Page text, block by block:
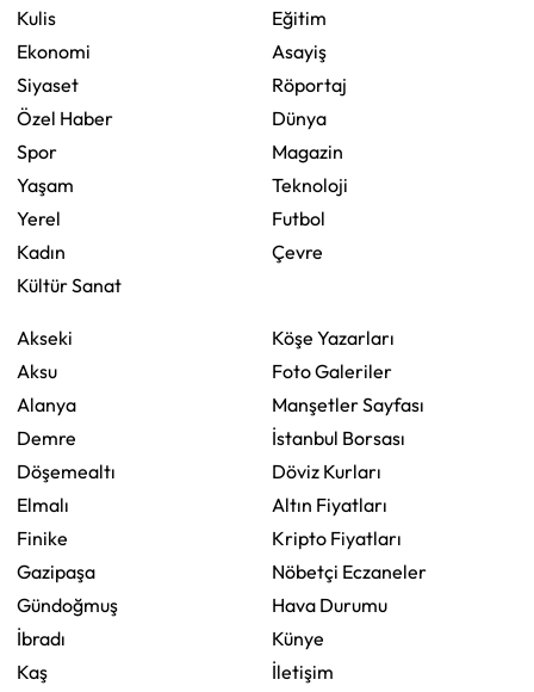
Kulis
Ekonomi
Siyaset
Özel Haber
Spor
Yaşam
Yerel
Kadın
Kültür Sanat
Eğitim
Asayiş
Röportaj
Dünya
Magazin
Teknoloji
Futbol
Çevre
Akseki
Aksu
Alanya
Demre
Döşemealtı
Elmalı
Finike
Gazipaşa
Gündoğmuş
İbradı
Kaş
Köşe Yazarları
Foto Galeriler
Manşetler Sayfası
İstanbul Borsası
Döviz Kurları
Altın Fiyatları
Kripto Fiyatları
Nöbetçi Eczaneler
Hava Durumu
Künye
İletişim